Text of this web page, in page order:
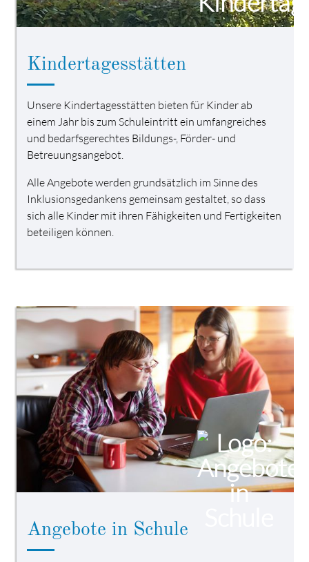
Kindertagesstätten
Unsere Kindertagesstätten bieten für Kinder ab
einem Jahr bis zum Schuleintritt ein umfangreiches
und bedarfsgerechtes Bildungs-, Förder- und
Betreuungsangebot.
Alle Angebote werden grundsätzlich im Sinne des
Inklusionsgedankens gemeinsam gestaltet, so dass
sich alle Kinder mit ihren Fähigkeiten und Fertigkeiten
beteiligen können.
Angebote in Schule